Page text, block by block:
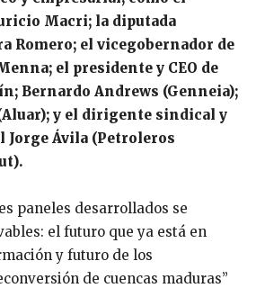
Macri; la diputada
Romero; el vicegobernador de
el presidente y CEO de
Bernardo Andrews (Genneia);
y el dirigente sindical y
Jorge Ávila (Petroleros
paneles desarrollados se
el futuro que ya está en
y futuro de los
de cuencas maduras”